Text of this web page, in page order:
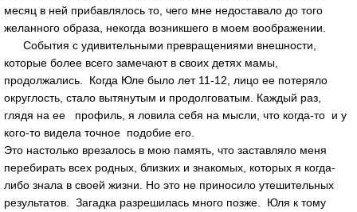
месяц в ней прибавлялось то, чего мне недоставало до того
желанного образа, некогда возникшего в моем воображении.
События с удивительными превращениями внешности,
которые более всего замечают в своих детях мамы,
продолжались. Когда Юле было лет 11-12, лицо ее потеряло
округлость, стало вытянутым и продолговатым. Каждый раз,
глядя на ее профиль, я ловила себя на мысли, что когда-то и у
кого-то видела точное подобие его.
Это настолько врезалось в мою память, что заставляло меня
перебирать всех родных, близких и знакомых, которых я когда-
либо знала в своей жизни. Но это не приносило утешительных
результатов. Загадка разрешилась много позже. Юля к тому